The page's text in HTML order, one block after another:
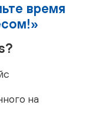
время
на